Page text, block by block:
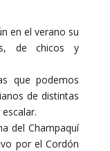
en el verano su
de chicos y
que podemos
de distintas
del Champaquí
por el Cordón